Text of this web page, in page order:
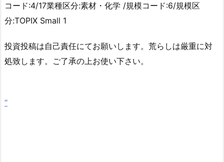
コード:4/17業種区分:素材・化学 /規模コード:6/規模区
分:TOPIX Small 1
投資投稿は自己責任にてお願いします。荒らしは厳重に対
処致します。ご了承の上お使い下さい。
“